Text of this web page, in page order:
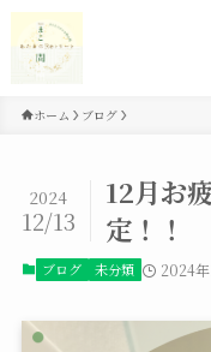
ホーム ブログ
12月お
定！！
2024
12/13
ブログ 未分類 2024